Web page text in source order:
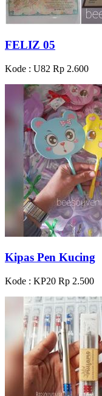
FELIZ 05
Kode : U82 Rp 2.600
Kipas Pen Kucing
Kode : KP20 Rp 2.500